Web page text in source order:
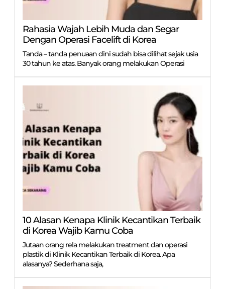
Rahasia Wajah Lebih Muda dan Segar
Dengan Operasi Facelift di Korea
Tanda – tanda penuaan dini sudah bisa dilihat sejak usia
30 tahun ke atas. Banyak orang melakukan Operasi
10 Alasan Kenapa Klinik Kecantikan Terbaik
di Korea Wajib Kamu Coba
Jutaan orang rela melakukan treatment dan operasi
plastik di Klinik Kecantikan Terbaik di Korea. Apa
alasanya? Sederhana saja,